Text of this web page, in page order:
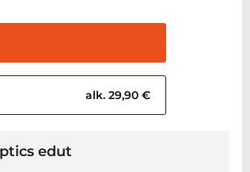
alk. 29,90 €
edut